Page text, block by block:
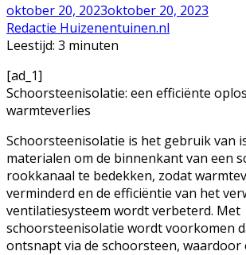
oktober 20, 2023oktober 20, 2023
Redactie Huizenentuinen.nl
Leestijd: 3 minuten
[ad_1]
Schoorsteenisolatie: een efficiënte
warmteverlies
Schoorsteenisolatie is het gebruik van
materialen om de binnenkant van een
rookkanaal te bedekken, zodat
verminderd en de efficiëntie van het
ventilatiesysteem wordt verbeterd. Met
schoorsteenisolatie wordt voorkomen
ontsnapt via de schoorsteen,